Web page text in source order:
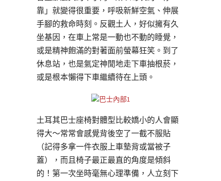
靠」就變得很重要，呼吸新鮮空氣、伸展
手腳的救命時刻。反觀土人，好似擁有久
坐基因，在車上常是一動也不動的睡覺，
或是精神飽滿的對著面前螢幕狂笑。到了
休息站，也是氣定神閒地走下車抽根菸，
或是根本懶得下車繼續待在上頭。
土耳其巴士座椅對體型比較嬌小的人會顯
得大～常常會感覺背後空了一截不服貼
（記得多拿一件衣服上車墊背或當被子
蓋），而且椅子最正最直的角度是傾斜
的！第一次坐時毫無心理準備，人立刻下